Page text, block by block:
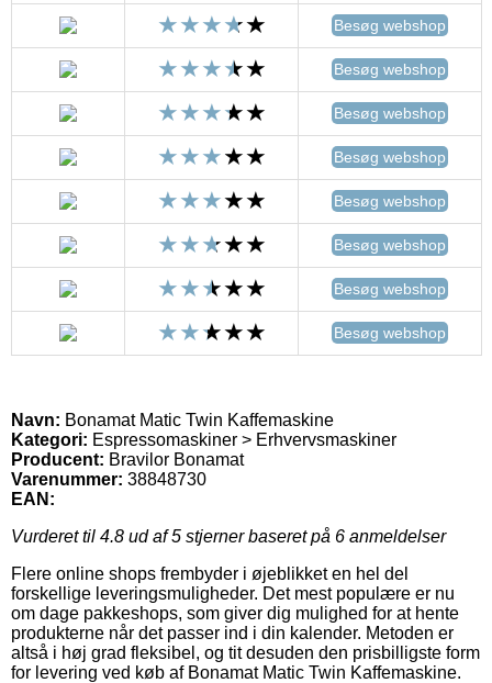
Besøg webshop
Besøg webshop
Besøg webshop
Besøg webshop
Besøg webshop
Besøg webshop
Besøg webshop
Besøg webshop
Navn: Bonamat Matic Twin Kaffemaskine
Kategori: Espressomaskiner > Erhvervsmaskiner
Producent: Bravilor Bonamat
Varenummer: 38848730
EAN:
Vurderet til 4.8 ud af 5 stjerner baseret på 6 anmeldelser
Flere online shops frembyder i øjeblikket en hel del
forskellige leveringsmuligheder. Det mest populære er nu
om dage pakkeshops, som giver dig mulighed for at hente
produkterne når det passer ind i din kalender. Metoden er
altså i høj grad fleksibel, og tit desuden den prisbilligste form
for levering ved køb af Bonamat Matic Twin Kaffemaskine.